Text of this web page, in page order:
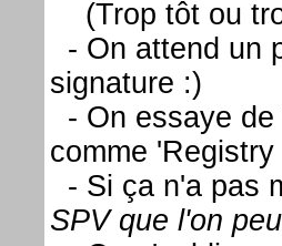
(Trop tôt ou
- On attend un
signature :)
- On essaye
comme
- Si ça n'a pas
SPV que l'on